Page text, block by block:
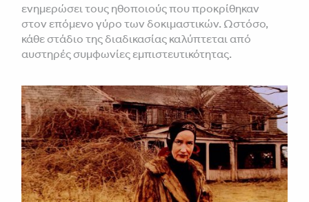
ενημερώσει τους ηθοποιούς που προκρίθηκαν
στον επόμενο γύρο των δοκιμαστικών. Ωστόσο,
κάθε στάδιο της διαδικασίας καλύπτεται από
αυστηρές συμφωνίες εμπιστευτικότητας.